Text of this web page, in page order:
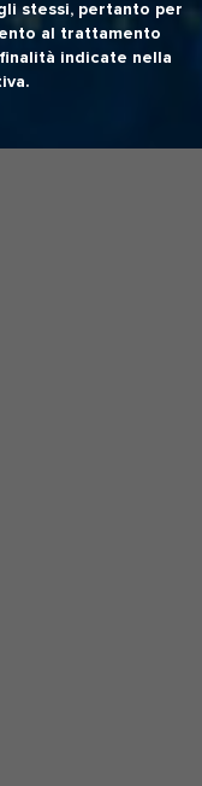
stessi, pertanto per
al trattamento
indicate nella